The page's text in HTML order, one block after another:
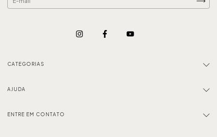
CATEGORIAS
AJUDA
ENTRE EM CONTATO